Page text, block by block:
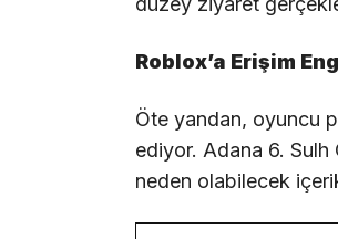
Roblox’a Erişim
Öte yandan, oyuncu
ediyor. Adana 6. Sulh
neden olabilecek